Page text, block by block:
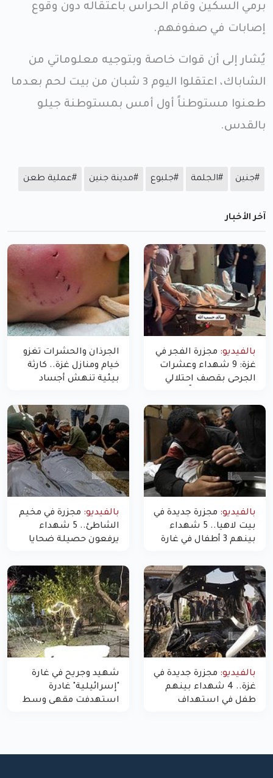
برمي السكين وقام الحراس باعتقاله دون وقوع
إصابات في صفوفهم.
يُشار إلى أن قوات خاصة وبتوجيه معلوماتي من
الشاباك، اعتقلوا اليوم 3 شبان من بيت لحم بعدما
طعنوا مستوطناً أول أمس بمستوطنة جيلو
بالقدس.
#جنين #الجلمة #جلبوع #مدينة جنين #عملية طعن
آخر الأخبار
بالفيديو: مجزرة الفجر في
غزة: 9 شهداء وعشرات
الجرحى بقصف احتلالي
الجرذان والحشرات تغزو
خيام ومنازل غزة.. كارثة
بيئية تنهش أجساد
بالفيديو: مجزرة جديدة في
بيت لاهيا.. 5 شهداء
بينهم 3 أطفال في غارة
غزة
بالفيديو: مجزرة في مخيم
الشاطئ.. 5 شهداء
يرفعون حصيلة ضحايا
بالفيديو: مجزرة جديدة في
غزة.. 4 شهداء بينهم
طفل في استهداف
شهيد وجريح في غارة
"إسرائيلية" غادرة
استهدفت مقهى وسط